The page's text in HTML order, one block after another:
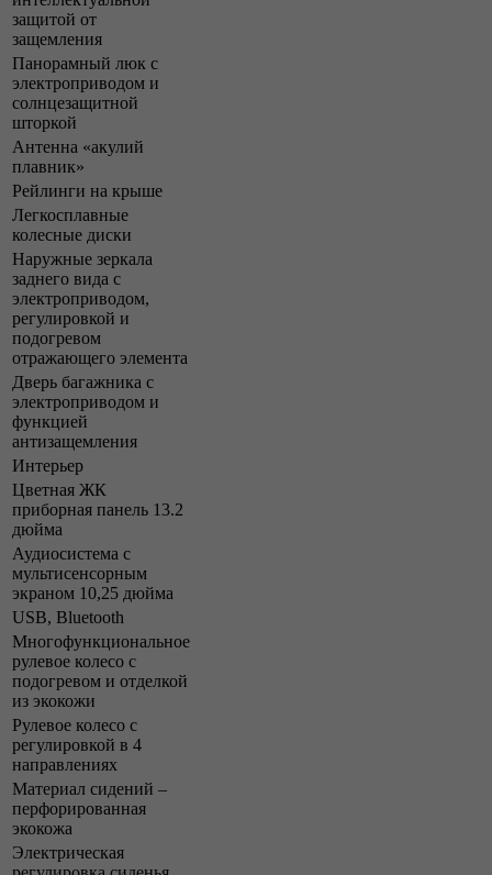
защитой от
защемления
Панорамный люк с
электроприводом и
солнцезащитной
шторкой
Антенна «акулий
плавник»
Рейлинги на крыше
Легкосплавные
колесные диски
Наружные зеркала
заднего вида с
электроприводом,
регулировкой и
подогревом
отражающего элемента
Дверь багажника с
электроприводом и
функцией
антизащемления
Интерьер
Цветная ЖК
приборная панель 13.2
дюйма
Аудиосистема с
мультисенсорным
экраном 10,25 дюйма
USB, Bluetooth
Многофункциональное
рулевое колесо с
подогревом и отделкой
из экокожи
Рулевое колесо с
регулировкой в 4
направлениях
Материал сидений –
перфорированная
экокожа
Электрическая